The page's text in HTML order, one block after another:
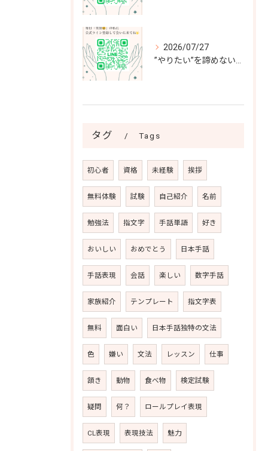
2026/07/27
タグ Tags
初心者 資格 未経験 挨拶
無料体験 試験 自己紹介 名前
勉強法 指文字 手話単語 好き
おいしい おめでとう 日本手話
手話表現 会話 楽しい 数字手話
家族紹介 テンプレート 指文字表
無料 面白い 日本手話独特の文法
色 嫌い 文法 レッスン 仕事
頷き 動物 食べ物 検定試験
疑問 何？ ロールプレイ表現
CL表現 表現技法 魅力